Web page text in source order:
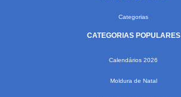
Categorias
CATEGORIAS POPULARES
Calendários 2026
Moldura de Natal